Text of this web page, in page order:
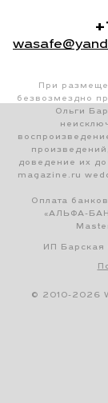
При
безвозмездно
Ольги
доведение их
magazine.ru
Оплата
«АЛЬФА-
ИП Барская
© 2010-2026